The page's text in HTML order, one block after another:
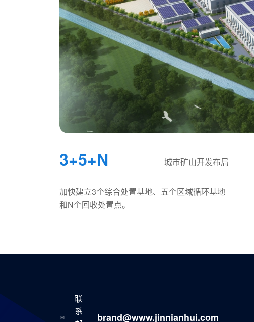
3+5+N 城市矿山开发布局
加快建立3个综合处置基地、五个区域循环基地
和N个回收处置点。
联
系
brand@www.jinnianhui.com